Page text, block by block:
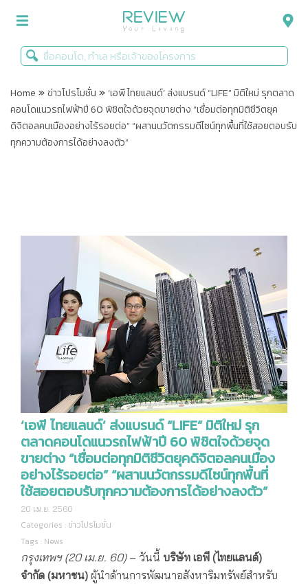
รีวิวคอนโด
รีวิวบ้าน
รีวิวทาวน์โฮม
ข่าวโปรโมชั่น
Home »ข่าวโปรโมชั่น »‘เอพี ไทยแลนด์’ ส่งแบรนด์ “LIFE” มิติใหม่ รุกตลาด
คอนโดแนวรถไฟฟ้าปี 60 พิชิตใจด้วยจุดขายต่าง “เชื่อมต่อทุกมิติชีวิตยุค
ดิจิตอลคนเมืองอย่างไร้รอยต่อ” “ผสานนวัตกรรมดีไซน์ทุกพื้นที่ใช้สอยตอบรับ
ทุกความต้องการได้อย่างลงตัว”
‘เอพี ไทยแลนด์’ ส่งแบรนด์ “LIFE” มิติใหม่ รุก
ตลาดคอนโดแนวรถไฟฟ้าปี 60 พิชิตใจด้วยจุด
ขายต่าง “เชื่อมต่อทุกมิติชีวิตยุคดิจิตอลคนเมือง
อย่างไร้รอยต่อ” “ผสานนวัตกรรมดีไซน์ทุกพื้นที่
ใช้สอยตอบรับทุกความต้องการได้อย่างลงตัว”
20 เม.ย. 2560
Categories : ข่าวโปรโมชั่น
Tags : News
กรุงเทพฯ (20 เม.ย. 60)– วันนี้ บริษัท เอพี (ไทยแลนด์)
จำกัด (มหาชน) ผู้นำด้านการพัฒนาอสังหาริมทรัพย์สำหรับ